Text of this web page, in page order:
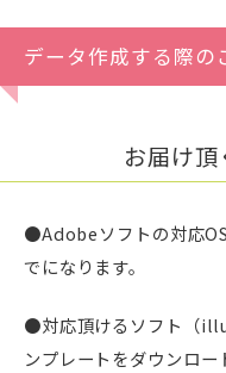
データ作成する際の
お届け
●Adobeソフトの対応
でになります。
●対応頂けるソフト（
ンプレートをダウンロー